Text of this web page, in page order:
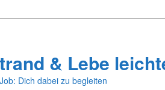
& Lebe
Dich dabei zu begleiten